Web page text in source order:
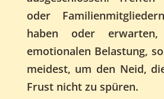
oder
haben oder
emotionalen Belastung,
meidest, um den Neid,
Frust nicht zu spüren.